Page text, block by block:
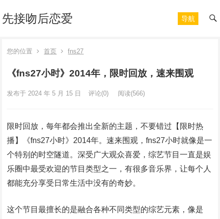
先接吻后恋爱 导航
您的位置 首页 fns27
《fns27小时》2014年，限时回放，速来围观
发布于 2024 年 5 月 15 日 评论(0) 阅读(566)
限时回放，每年都会推出全新的主题，不要错过【限时热
播】《fns27小时》2014年。速来围观，fns27小时就像是一
个特别的时空隧道。深受广大观众喜爱，综艺节目一直是娱
乐圈中最受欢迎的节目类型之一，有很多音乐界，让每个人
都能充分享受日常生活中没有的奇妙。
这个节目最擅长的是融合各种不同类型的综艺元素，像是